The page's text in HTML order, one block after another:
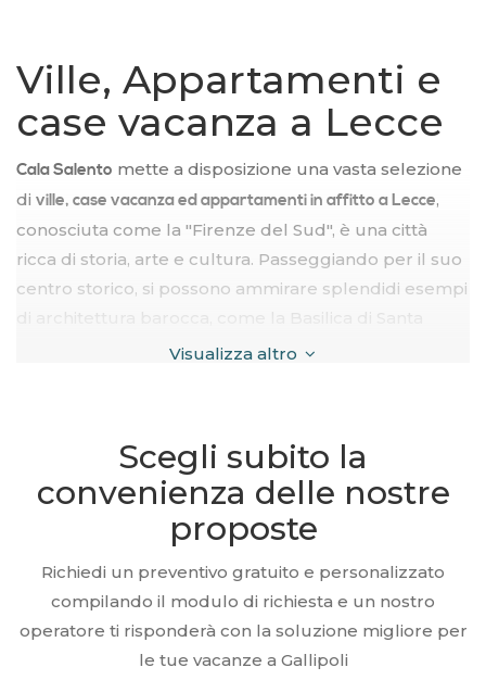
Ville, Appartamenti e
case vacanza a Lecce
Cala Salento mette a disposizione una vasta selezione
di ville, case vacanza ed appartamenti in affitto a Lecce,
conosciuta come la "Firenze del Sud", è una città
ricca di storia, arte e cultura. Passeggiando per il suo
centro storico, si possono ammirare splendidi esempi
Croce, il Duomo e Piazza Sant'Oronzo. Lecce offre
visitare i laboratori di cartapesta, dove abili artigiani
creano opere d'arte uniche. Lecce è la destinazione
ideale per chi cerca unavacanza all'insegna della cultura
Le nostre ville e case vacanza a Lecce sono
selezionate per garantire ilmassimo comforte la
massima soddisfazione dei nostri ospiti. Ogni villa è
Visualizza altro
Scegli subito la
convenienza delle nostre
proposte
Richiedi un preventivo gratuito e personalizzato
compilando il modulo di richiesta e un nostro
operatore ti risponderà con la soluzione migliore per
le tue vacanze a Gallipoli